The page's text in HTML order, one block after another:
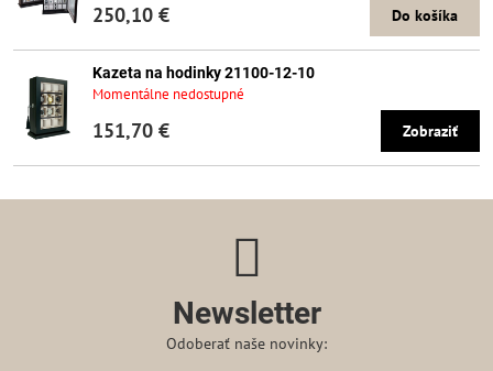
250,10 € Do košíka
Kazeta na hodinky 21100-12-10
Momentálne nedostupné
151,70 € Zobraziť
Newsletter
Odoberať naše novinky: